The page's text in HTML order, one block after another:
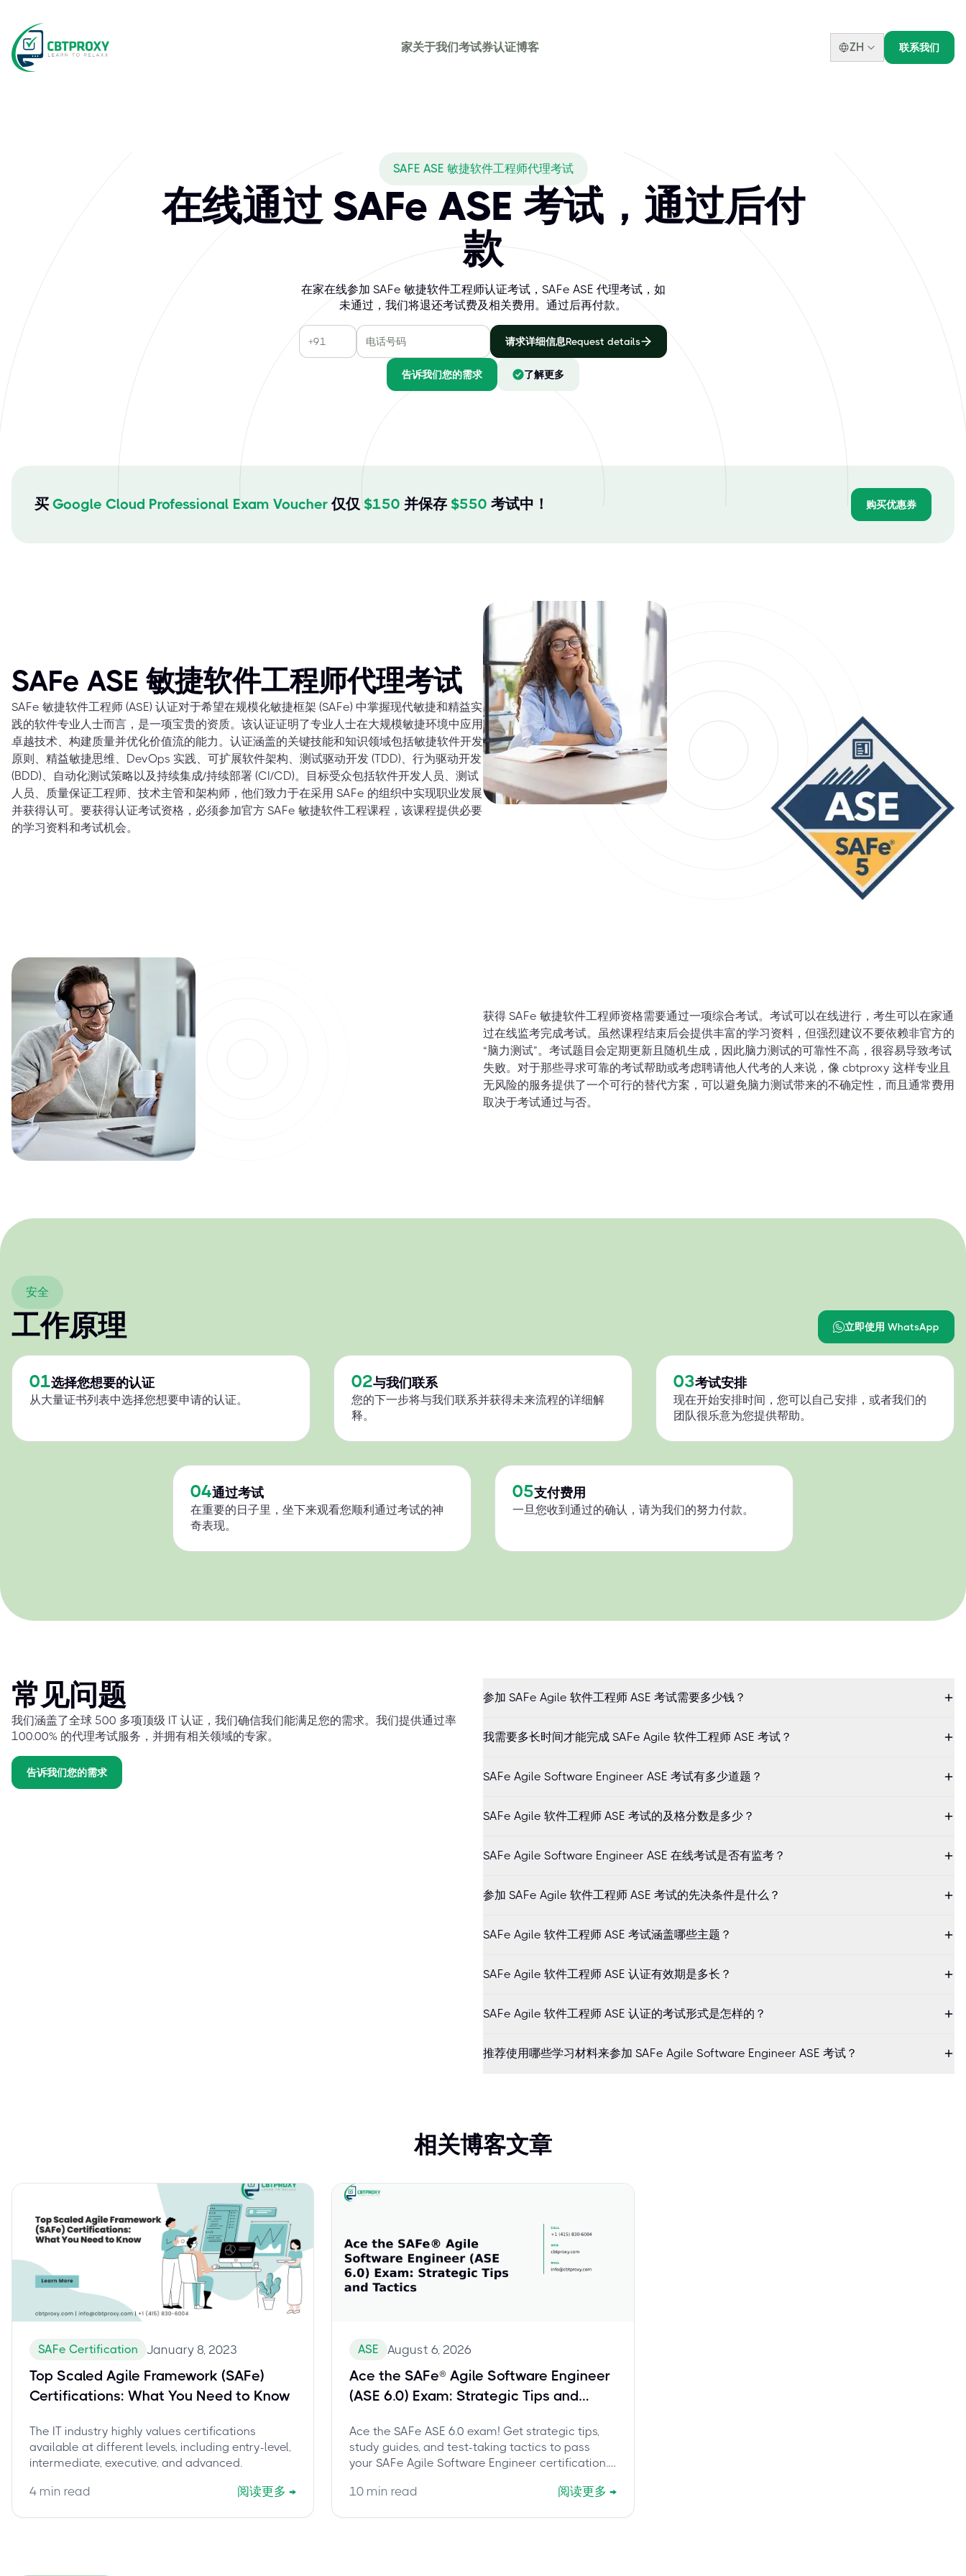
家关于我们考试券认证博客 ZH 联系我们
SAFE ASE 敏捷软件工程师代理考试
在线通过 SAFe ASE 考试，通过后付
款
在家在线参加 SAFe 敏捷软件工程师认证考试，SAFe ASE 代理考试，如
未通过，我们将退还考试费及相关费用。通过后再付款。
请求详细信息Request details
告诉我们您的需求 了解更多
买 Google Cloud Professional Exam Voucher 仅仅 $150 并保存 $550 考试中！ 购买优惠券
SAFe ASE 敏捷软件工程师代理考试
SAFe 敏捷软件工程师 (ASE) 认证对于希望在规模化敏捷框架 (SAFe) 中掌握现代敏捷和精益实
践的软件专业人士而言，是一项宝贵的资质。该认证证明了专业人士在大规模敏捷环境中应用
卓越技术、构建质量并优化价值流的能力。认证涵盖的关键技能和知识领域包括敏捷软件开发
原则、精益敏捷思维、DevOps 实践、可扩展软件架构、测试驱动开发 (TDD)、行为驱动开发
(BDD)、自动化测试策略以及持续集成/持续部署 (CI/CD)。目标受众包括软件开发人员、测试
人员、质量保证工程师、技术主管和架构师，他们致力于在采用 SAFe 的组织中实现职业发展
并获得认可。要获得认证考试资格，必须参加官方 SAFe 敏捷软件工程课程，该课程提供必要
的学习资料和考试机会。
获得 SAFe 敏捷软件工程师资格需要通过一项综合考试。考试可以在线进行，考生可以在家通
过在线监考完成考试。虽然课程结束后会提供丰富的学习资料，但强烈建议不要依赖非官方的
“脑力测试”。考试题目会定期更新且随机生成，因此脑力测试的可靠性不高，很容易导致考试
失败。对于那些寻求可靠的考试帮助或考虑聘请他人代考的人来说，像 cbtproxy 这样专业且
无风险的服务提供了一个可行的替代方案，可以避免脑力测试带来的不确定性，而且通常费用
取决于考试通过与否。
安全
工作原理 立即使用 WhatsApp
01选择您想要的认证
从大量证书列表中选择您想要申请的认证。
02与我们联系
您的下一步将与我们联系并获得未来流程的详细解
释。
03考试安排
现在开始安排时间，您可以自己安排，或者我们的
团队很乐意为您提供帮助。
04通过考试
在重要的日子里，坐下来观看您顺利通过考试的神
奇表现。
05支付费用
一旦您收到通过的确认，请为我们的努力付款。
常见问题
我们涵盖了全球 500 多项顶级 IT 认证，我们确信我们能满足您的需求。我们提供通过率
100.00% 的代理考试服务，并拥有相关领域的专家。
告诉我们您的需求
参加 SAFe Agile 软件工程师 ASE 考试需要多少钱？
我需要多长时间才能完成 SAFe Agile 软件工程师 ASE 考试？
SAFe Agile Software Engineer ASE 考试有多少道题？
SAFe Agile 软件工程师 ASE 考试的及格分数是多少？
SAFe Agile Software Engineer ASE 在线考试是否有监考？
参加 SAFe Agile 软件工程师 ASE 考试的先决条件是什么？
SAFe Agile 软件工程师 ASE 考试涵盖哪些主题？
SAFe Agile 软件工程师 ASE 认证有效期是多长？
SAFe Agile 软件工程师 ASE 认证的考试形式是怎样的？
推荐使用哪些学习材料来参加 SAFe Agile Software Engineer ASE 考试？
相关博客文章
SAFe Certification January 8, 2023
Top Scaled Agile Framework (SAFe)
Certifications: What You Need to Know
The IT industry highly values certifications
available at different levels, including entry-level,
intermediate, executive, and advanced.
4 min read 阅读更多 →
ASE August 6, 2026
Ace the SAFe® Agile Software Engineer
(ASE 6.0) Exam: Strategic Tips and
Ace the SAFe ASE 6.0 exam! Get strategic tips,
study guides, and test-taking tactics to pass
your SAFe Agile Software Engineer certification.
10 min read 阅读更多 →